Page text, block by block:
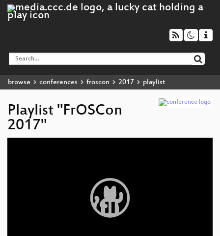
browse conferences froscon 2017 playlist
Playlist "FrOSCon
2017"